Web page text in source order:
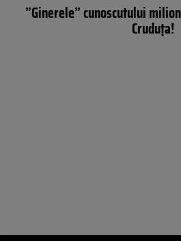
”Ginerele” cunoscutului
Cruduța!